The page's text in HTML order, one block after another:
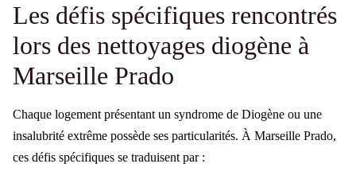
Les défis spécifiques rencontrés
lors des nettoyages diogène à
Marseille Prado
Chaque logement présentant un syndrome de Diogène ou une
insalubrité extrême possède ses particularités. À Marseille Prado,
ces défis spécifiques se traduisent par :